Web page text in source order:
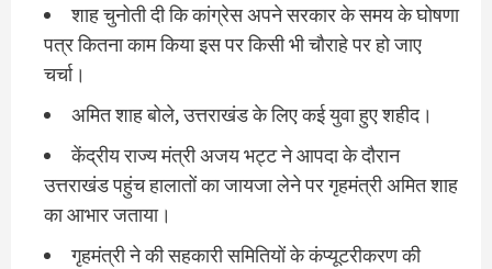
शाह चुनोती दी कि कांग्रेस अपने सरकार के समय के घोषणा
पत्र कितना काम किया इस पर किसी भी चौराहे पर हो जाए
चर्चा।
अमित शाह बोले, उत्तराखंड के लिए कई युवा हुए शहीद।
केंद्रीय राज्य मंत्री अजय भट्ट ने आपदा के दौरान
उत्तराखंड पहुंच हालातों का जायजा लेने पर गृहमंत्री अमित शाह
का आभार जताया।
गृहमंत्री ने की सहकारी समितियों के कंप्यूटरीकरण की